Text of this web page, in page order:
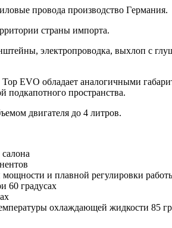
провода производство Гepмания.
страны импорта.
элeктpопpoводка, выхлоп с
EVO обладает аналогичными
подкапотного пространства.
двигателя до 4 литров.
и плавной регулировки
60 градусах
охлаждающей жидкости 85